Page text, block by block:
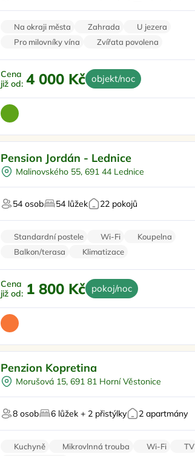
Na okraji města Zahrada
U jezera
Pro milovníky vína
Zvířata povolena
Cena
již od: 4 000 Kč objekt/noc
Snídaně
Vinný sklípek
Pro milovníky vína
Pension Jordán - Lednice
Malinovského 55, 691 44 Lednice
54 osob 54 lůžek 22 pokojů
Standardní postele Wi-Fi
Koupelna
Balkon/terasa
Klimatizace
Cena
již od: 1 800 Kč pokoj/noc
Ve vinici
U jezera
V rekreační oblasti
Penzion Kopretina
Morušová 15, 691 81 Horní Věstonice
8 osob 6 lůžek + 2 přistýlky 2 apartmány
Kuchyně Mikrovlnná trouba Wi-Fi
TV